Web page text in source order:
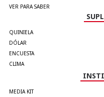
VER PARA SABER
QUINIELA
DÓLAR
ENCUESTA
CLIMA
MEDIA KIT